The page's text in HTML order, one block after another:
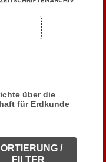
über die
für Erdkunde
/
FILTER